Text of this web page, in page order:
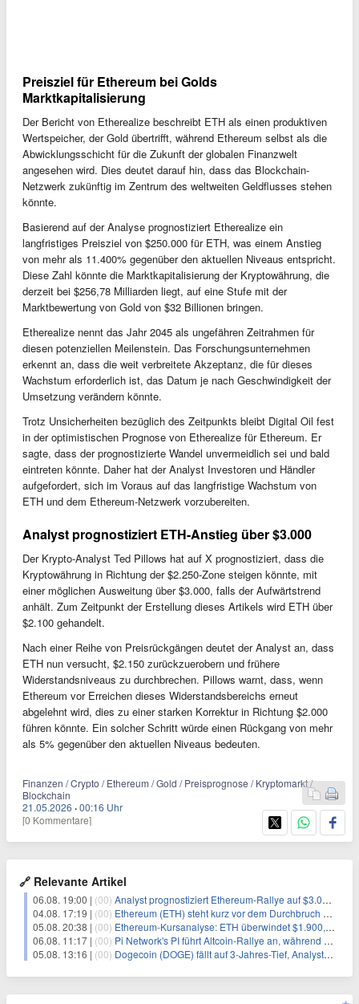
Preisziel für Ethereum bei Golds
Marktkapitalisierung
Der Bericht von Etherealize beschreibt ETH als einen produktiven
Wertspeicher, der Gold übertrifft, während Ethereum selbst als die
Abwicklungsschicht für die Zukunft der globalen Finanzwelt
angesehen wird. Dies deutet darauf hin, dass das Blockchain-
Netzwerk zukünftig im Zentrum des weltweiten Geldflusses stehen
könnte.
Basierend auf der Analyse prognostiziert Etherealize ein
langfristiges Preisziel von $250.000 für ETH, was einem Anstieg
von mehr als 11.400% gegenüber den aktuellen Niveaus entspricht.
Diese Zahl könnte die Marktkapitalisierung der Kryptowährung, die
derzeit bei $256,78 Milliarden liegt, auf eine Stufe mit der
Marktbewertung von Gold von $32 Billionen bringen.
Etherealize nennt das Jahr 2045 als ungefähren Zeitrahmen für
diesen potenziellen Meilenstein. Das Forschungsunternehmen
erkennt an, dass die weit verbreitete Akzeptanz, die für dieses
Wachstum erforderlich ist, das Datum je nach Geschwindigkeit der
Umsetzung verändern könnte.
Trotz Unsicherheiten bezüglich des Zeitpunkts bleibt Digital Oil fest
in der optimistischen Prognose von Etherealize für Ethereum. Er
sagte, dass der prognostizierte Wandel unvermeidlich sei und bald
eintreten könnte. Daher hat der Analyst Investoren und Händler
aufgefordert, sich im Voraus auf das langfristige Wachstum von
ETH und dem Ethereum-Netzwerk vorzubereiten.
Analyst prognostiziert ETH-Anstieg über $3.000
Der Krypto-Analyst Ted Pillows hat auf X prognostiziert, dass die
Kryptowährung in Richtung der $2.250-Zone steigen könnte, mit
einer möglichen Ausweitung über $3.000, falls der Aufwärtstrend
anhält. Zum Zeitpunkt der Erstellung dieses Artikels wird ETH über
$2.100 gehandelt.
Nach einer Reihe von Preisrückgängen deutet der Analyst an, dass
ETH nun versucht, $2.150 zurückzuerobern und frühere
Widerstandsniveaus zu durchbrechen. Pillows warnt, dass, wenn
Ethereum vor Erreichen dieses Widerstandsbereichs erneut
abgelehnt wird, dies zu einer starken Korrektur in Richtung $2.000
führen könnte. Ein solcher Schritt würde einen Rückgang von mehr
als 5% gegenüber den aktuellen Niveaus bedeuten.
Finanzen / Crypto / Ethereum / Gold / Preisprognose / Kryptomarkt /
Blockchain
21.05.2026 ·00:16 Uhr
[0 Kommentare]
🔗 Relevante Artikel
06.08. 19:00 | (00) Analyst prognostiziert Ethereum-Rallye auf $3.000 nach entscheidendem On-Chain-Ausbruch
04.08. 17:19 | (00) Ethereum (ETH) steht kurz vor dem Durchbruch einer wichtigen Marke: Gute Nachrichten für alle Altcoins?
05.08. 20:38 | (00) Ethereum-Kursanalyse: ETH überwindet $1.900, aber größere Herausforderungen stehen bevor
06.08. 11:17 | (00) Pi Network's PI führt Altcoin-Rallye an, während Bitcoin $65.000 anpeilt
05.08. 13:16 | (00) Dogecoin (DOGE) fällt auf 3-Jahres-Tief, Analysten erwarten jedoch baldige Erholung